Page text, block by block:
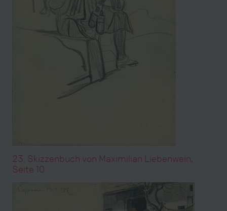
23. Skizzenbuch von Maximilian Liebenwein,
Seite 10